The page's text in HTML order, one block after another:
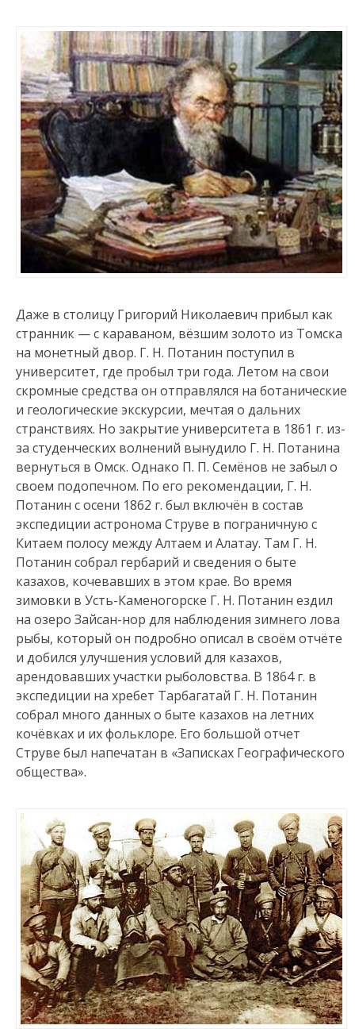
Даже в столицу Григорий Николаевич прибыл как
странник — с караваном, вёзшим золото из Томска
на монетный двор. Г. Н. Потанин поступил в
университет, где пробыл три года. Летом на свои
скромные средства он отправлялся на ботанические
и геологические экскурсии, мечтая о дальних
странствиях. Но закрытие университета в 1861 г. из-
за студенческих волнений вынудило Г. Н. Потанина
вернуться в Омск. Однако П. П. Семёнов не забыл о
своем подопечном. По его рекомендации, Г. Н.
Потанин с осени 1862 г. был включён в состав
экспедиции астронома Струве в пограничную с
Китаем полосу между Алтаем и Алатау. Там Г. Н.
Потанин собрал гербарий и сведения о быте
казахов, кочевавших в этом крае. Во время
зимовки в Усть-Каменогорске Г. Н. Потанин ездил
на озеро Зайсан-нор для наблюдения зимнего лова
рыбы, который он подробно описал в своём отчёте
и добился улучшения условий для казахов,
арендовавших участки рыболовства. В 1864 г. в
экспедиции на хребет Тарбагатай Г. Н. Потанин
собрал много данных о быте казахов на летних
кочёвках и их фольклоре. Его большой отчет
Струве был напечатан в «Записках Географического
общества».